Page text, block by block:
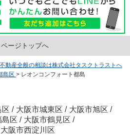
ページトップへ
動産全般の相談は株式会社タスクトラストへ
島区 > レオンコンフォート都島
区 / 大阪市城東区 / 大阪市旭区 /
島区 / 大阪市鶴見区 /
大阪市西淀川区